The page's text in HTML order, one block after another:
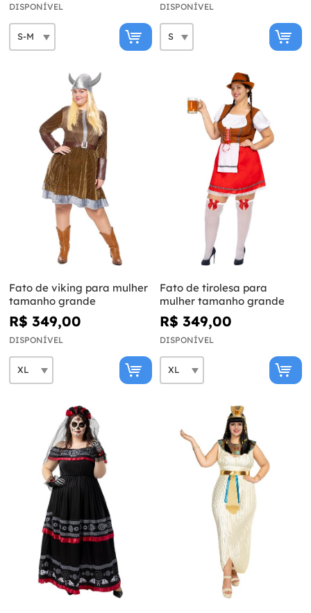
DISPONÍVEL DISPONÍVEL
Fato de viking para mulher
tamanho grande
R$ 349,00
DISPONÍVEL
Fato de tirolesa para
mulher tamanho grande
R$ 349,00
DISPONÍVEL